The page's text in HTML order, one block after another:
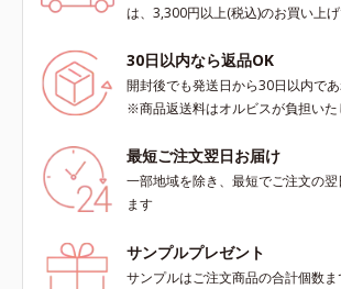
は、3,300円以上(税込)のお買い上
30日以内なら返品OK
開封後でも発送日から30日以内で
※商品返送料はオルビスが負担いた
最短ご注文翌日お届け
一部地域を除き、最短でご注文の
ます
サンプルプレゼント
サンプルはご注文商品の合計個数